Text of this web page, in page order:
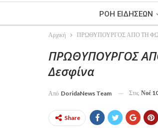
ΡΟΗ ΕΙΔΗΣΕΩΝ
Αρχική ΠΡΩΘΥΠΟΥΡΓΟΣ ΑΠΟ ΤΗ
ΠΡΩΘΥΠΟΥΡΓΟΣ
Δεσφίνα
Από DoridaNews Team Στις Νοέ
Share